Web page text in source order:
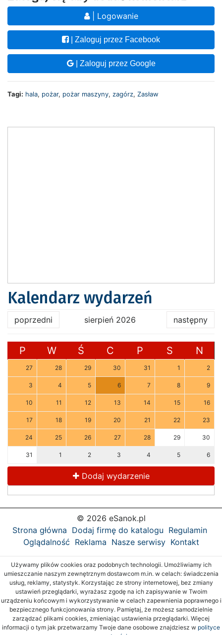
| Logowanie
| Zaloguj przez Facebook
| Zaloguj przez Google
Tagi: hala, pożar, pożar maszyny, zagórz, Zasław
Kalendarz wydarzeń
poprzedni sierpień 2026 następny
P W Ś C P S N
27 28 29 30 31 1 2
3 4 5 6 7 8 9
10 11 12 13 14 15 16
17 18 19 20 21 22 23
24 25 26 27 28 29 30
31 1 2 3 4 5 6
Dodaj wydarzenie
© 2026 eSanok.pl
Strona główna Dodaj firmę do katalogu Regulamin
Oglądalność Reklama Nasze serwisy Kontakt
Używamy plików cookies oraz podobnych technologii. Umożliwiamy ich
umieszczanie naszym zewnętrznym dostawcom m.in. w celach: świadczenia
usług, reklamy, statystyk. Korzystając ze strony internetowej, bez zmiany
ustawień przeglądarki, wyrażasz zgodę na ich zapisywanie w Twoim
urządzeniu końcowym i wykorzystywanie w celach zapewnienia poprawnego i
bezpiecznego funkcjonowania strony. Pamiętaj, że możesz samodzielnie
zarządzać plikami cookies, zmieniając ustawienia przeglądarki. Więcej
informacji o tym jak przetwarzamy Twoje dane osobowe znajdziesz w polityce